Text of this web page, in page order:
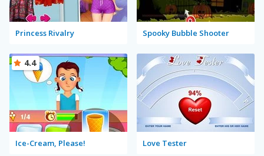
Princess Rivalry Spooky Bubble Shooter
Ice-Cream, Please!
4.4
Love Tester